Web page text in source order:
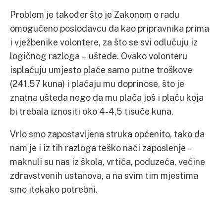
Problem je također što je Zakonom o radu
omogućeno poslodavcu da kao pripravnika prima
i vježbenike volontere, za što se svi odlučuju iz
logičnog razloga – uštede. Ovako volonteru
isplaćuju umjesto plaće samo putne troškove
(241,57 kuna) i plaćaju mu doprinose, što je
znatna ušteda nego da mu plaća još i plaću koja
bi trebala iznositi oko 4-4,5 tisuće kuna.
Vrlo smo zapostavljena struka općenito, tako da
nam je i iz tih razloga teško naći zaposlenje –
maknuli su nas iz škola, vrtića, poduzeća, većine
zdravstvenih ustanova, a na svim tim mjestima
smo itekako potrebni.